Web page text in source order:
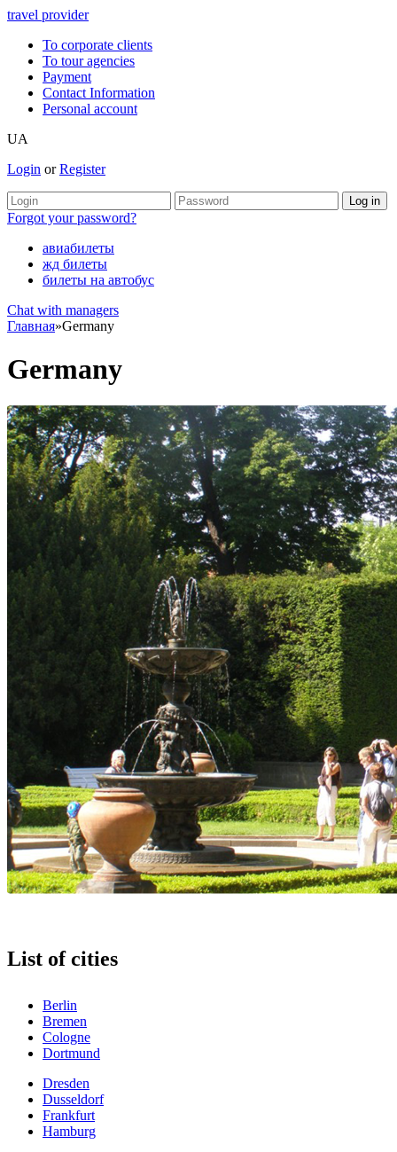
travel provider
To corporate clients
To tour agencies
Payment
Contact Information
Personal account
UA
Login orRegister
Forgot your password?
авиабилеты
жд билеты
билеты на автобус
Chat with managers
Главная»Germany
Germany
List of cities
Berlin
Bremen
Cologne
Dortmund
Dresden
Dusseldorf
Frankfurt
Hamburg